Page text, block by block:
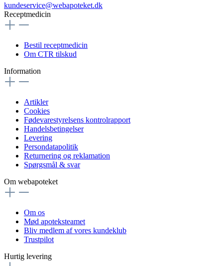
kundeservice@webapoteket.dk
Receptmedicin
Bestil receptmedicin
Om CTR tilskud
Information
Artikler
Cookies
Fødevarestyrelsens kontrolrapport
Handelsbetingelser
Levering
Persondatapolitik
Returnering og reklamation
Spørgsmål & svar
Om webapoteket
Om os
Mød apoteksteamet
Bliv medlem af vores kundeklub
Trustpilot
Hurtig levering